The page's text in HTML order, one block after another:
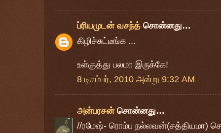
ப்ரியமுடன் வசந்த் சொன்னது…
கிழிச்சுட்டீங்க ...
உள்குத்து பலமா இருக்கே!
8 டிசம்பர், 2010 அன்று 9:32 AM
அன்பரசன்சொன்னது…
//ரமேஷ்- ரொம்ப நல்லவன்(சத்தியமா)